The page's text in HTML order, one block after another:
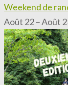
Weekend de
Août 22 – Août